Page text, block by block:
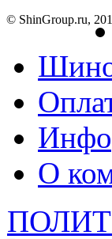
© ShinGroup.ru,
О